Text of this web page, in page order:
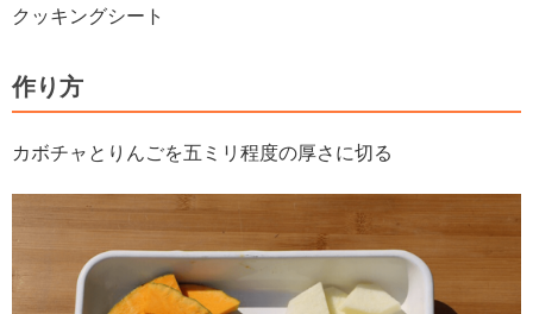
クッキングシート
作り方
カボチャとりんごを五ミリ程度の厚さに切る